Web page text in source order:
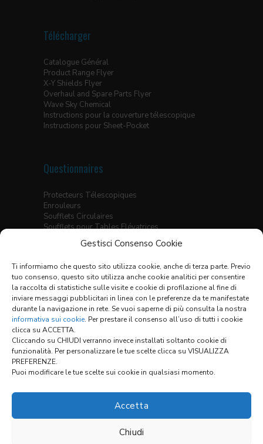
Gestisci Consenso Cookie
Ti informiamo che questo sito utilizza cookie, anche di terza parte. Previo
tuo consenso, questo sito utilizza anche cookie analitici per consentire
la raccolta di statistiche sulle visite e cookie di profilazione al fine di
inviare messaggi pubblicitari in linea con le preferenze da te manifestate
durante la navigazione in rete. Se vuoi saperne di più consulta la nostra
informativa sui cookie. Per prestare il consenso all’uso di tutti i cookie
clicca su ACCETTA.
Cliccando su CHIUDI verranno invece installati soltanto cookie di
funzionalità. Per personalizzare le tue scelte clicca su VISUALIZZA
PREFERENZE.
Puoi modificare le tue scelte sui cookie in qualsiasi momento.
Accetta
Chiudi
Télécharger
Catalogue Général
Product Range Flyer
X-Y Shields Flyer
Overhaul and Spare Parts Flyer
Wave Sky Chemical
Instructions pour la couverture télescopique
Instructions pour Sheet-Pocket
Questionnaires
Protecteurs Télescopiques
Enrouleurs
Soufflets Circulaires
Soufflets pour Tables Elévatrices
Soufflets Thermo-Soudés
Soufflets Plats Cousus
Linéaires
Ecrans X-Y
Tableau des Matériaux
Conditions Générales de Vente
Links: